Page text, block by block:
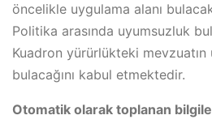
öncelikle uygulama alanı
Politika arasında uyumsuzluk
Kuadron yürürlükteki mevzuatın
bulacağını kabul etmektedir.
Otomatik olarak toplanan